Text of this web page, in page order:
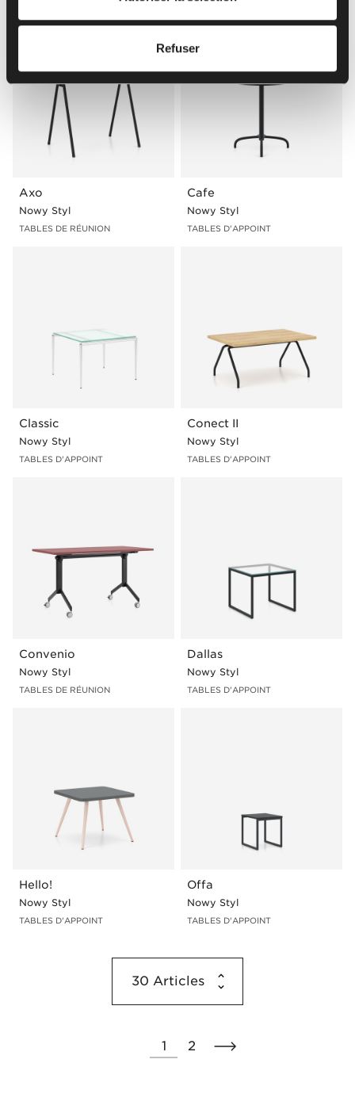
Refuser
Axo
Nowy Styl
TABLES DE RÉUNION
Cafe
Nowy Styl
TABLES D'APPOINT
Classic
Nowy Styl
TABLES D'APPOINT
Conect II
Nowy Styl
TABLES D'APPOINT
Convenio
Nowy Styl
TABLES DE RÉUNION
Dallas
Nowy Styl
TABLES D'APPOINT
Hello!
Nowy Styl
TABLES D'APPOINT
Offa
Nowy Styl
TABLES D'APPOINT
30 Articles
1 2